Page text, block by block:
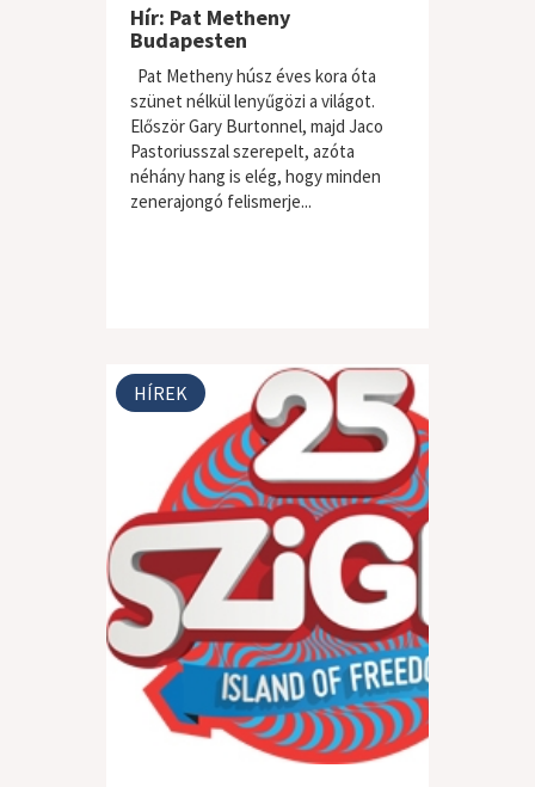
Hír: Pat Metheny
Budapesten
Pat Metheny húsz éves kora óta
szünet nélkül lenyűgözi a világot.
Először Gary Burtonnel, majd Jaco
Pastoriusszal szerepelt, azóta
néhány hang is elég, hogy minden
zenerajongó felismerje...
HÍREK